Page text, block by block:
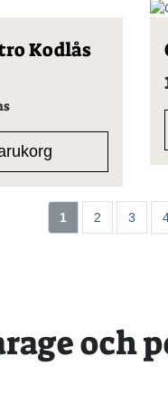
Kodlås
1 2 3
och